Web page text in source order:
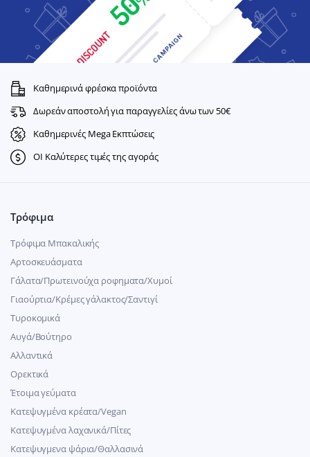
Καθημερινά φρέσκα προϊόντα
Δωρεάν αποστολή για παραγγελίες άνω των 50€
Καθημερινές Mega Εκπτώσεις
ΟΙ Καλύτερες τιμές της αγοράς
Τρόφιμα
Τρόφιμα Μπακαλικής
Αρτοσκευάσματα
Γάλατα/Πρωτεινούχα ροφηματα/Χυμοί
Γιαούρτια/Κρέμες γάλακτος/Σαντιγί
Τυροκομικά
Αυγά/Βούτηρο
Αλλαντικά
Ορεκτικά
Έτοιμα γεύματα
Κατεψυγμένα κρέατα/Vegan
Kατεψυγμένα λαχανικά/Πίτες
Κατεψυγμενα ψάρια/Θαλλασινά